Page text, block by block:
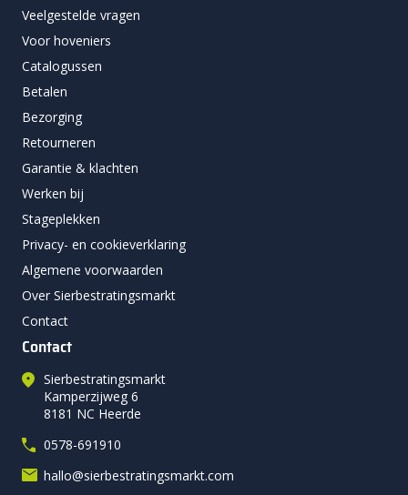
Veelgestelde vragen
Voor hoveniers
Catalogussen
Betalen
Bezorging
Retourneren
Garantie & klachten
Werken bij
Stageplekken
Privacy- en cookieverklaring
Algemene voorwaarden
Over Sierbestratingsmarkt
Contact
Contact
Sierbestratingsmarkt
Kamperzijweg 6
8181 NC Heerde
0578-691910
hallo@sierbestratingsmarkt.com